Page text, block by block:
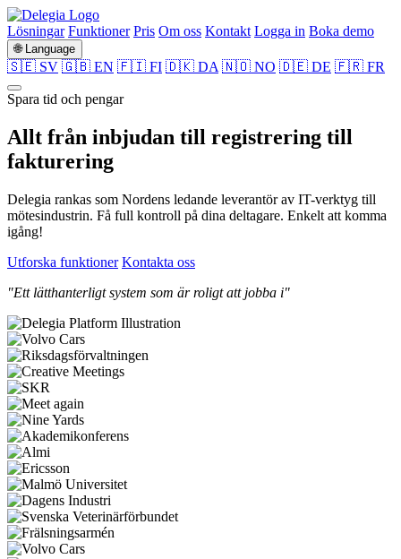
Lösningar Funktioner Pris Om oss Kontakt Logga in Boka demo
🌐 Language
🇸🇪 SV 🇬🇧 EN 🇫🇮 FI 🇩🇰 DA 🇳🇴 NO 🇩🇪 DE 🇫🇷 FR
Spara tid och pengar
Allt från inbjudan till registrering till
fakturering
Delegia rankas som Nordens ledande leverantör av IT-verktyg till
mötesindustrin. Få full kontroll på dina deltagare. Enkelt att komma
igång!
Utforska funktioner Kontakta oss
"Ett lätthanterligt system som är roligt att jobba i"